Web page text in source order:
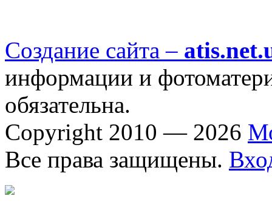
Создание сайта –
информации и
обязательна.
Copyright 2010 — 2026
Все права защищены.